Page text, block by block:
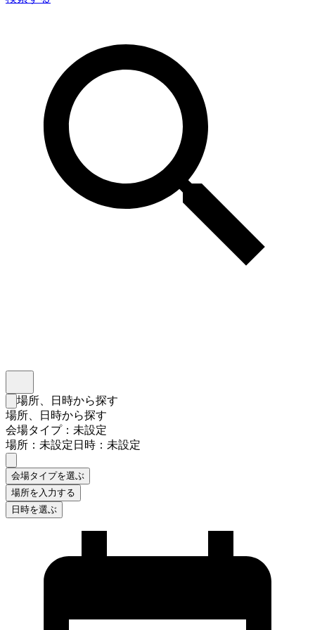
検索フォームを閉じる
場所、日時から探す
場所、日時から探す
会場タイプ：未設定
場所：未設定日時：未設定
会場タイプを選ぶ
場所を入力する
日時を選ぶ